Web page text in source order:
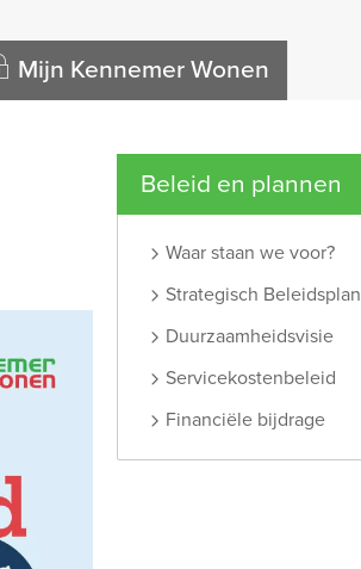
Mijn Kennemer Wonen
Beleid en plannen
Waar staan we voor?
Strategisch Beleidsplan
Duurzaamheidsvisie
Servicekostenbeleid
Financiële bijdrage